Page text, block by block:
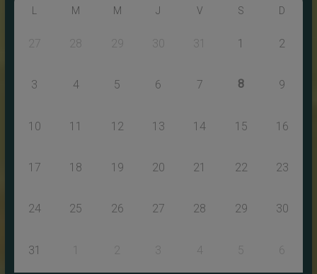
M M J V S D
27 28 29 30 31 1 2
3 4 5 6 7 8 9
10 11 12 13 14 15 16
17 18 19 20 21 22 23
24 25 26 27 28 29 30
31 1 3 4 5 6